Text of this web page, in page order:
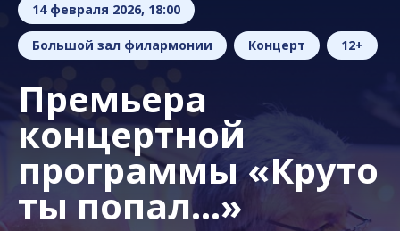
14 февраля 2026, 18:00
Большой зал филармонии Концерт 12+
Премьера
концертной
программы «Круто
ты попал…»